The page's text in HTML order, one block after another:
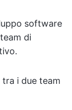
software
di
i due team